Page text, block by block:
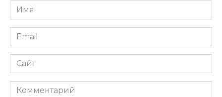
Имя
*
Email
*
Сайт
Комментарий